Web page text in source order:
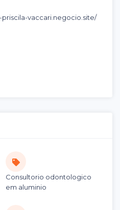
vaccari.negocio.site/
Consultorio odontologico
em aluminio